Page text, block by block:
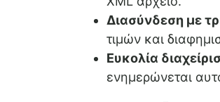
Διασύνδεση με
τιμών και
Ευκολία
ενημερώνεται